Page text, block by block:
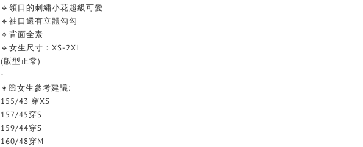
🔹領口的刺繡小花超級可愛
🔹袖口還有立體勾勾
🔹背面全素
🔹女生尺寸：XS-2XL
(版型正常)
-
👧🏻女生參考建議:
155/43 穿XS
157/45穿S
159/44穿S
160/48穿M